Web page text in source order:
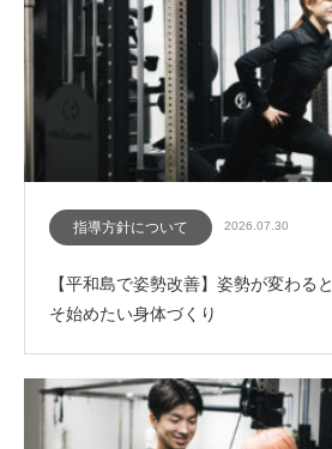
指導方針について 2026.07.30
【平和島で姿勢改善】姿勢が変わる
そ始めたい身体づくり